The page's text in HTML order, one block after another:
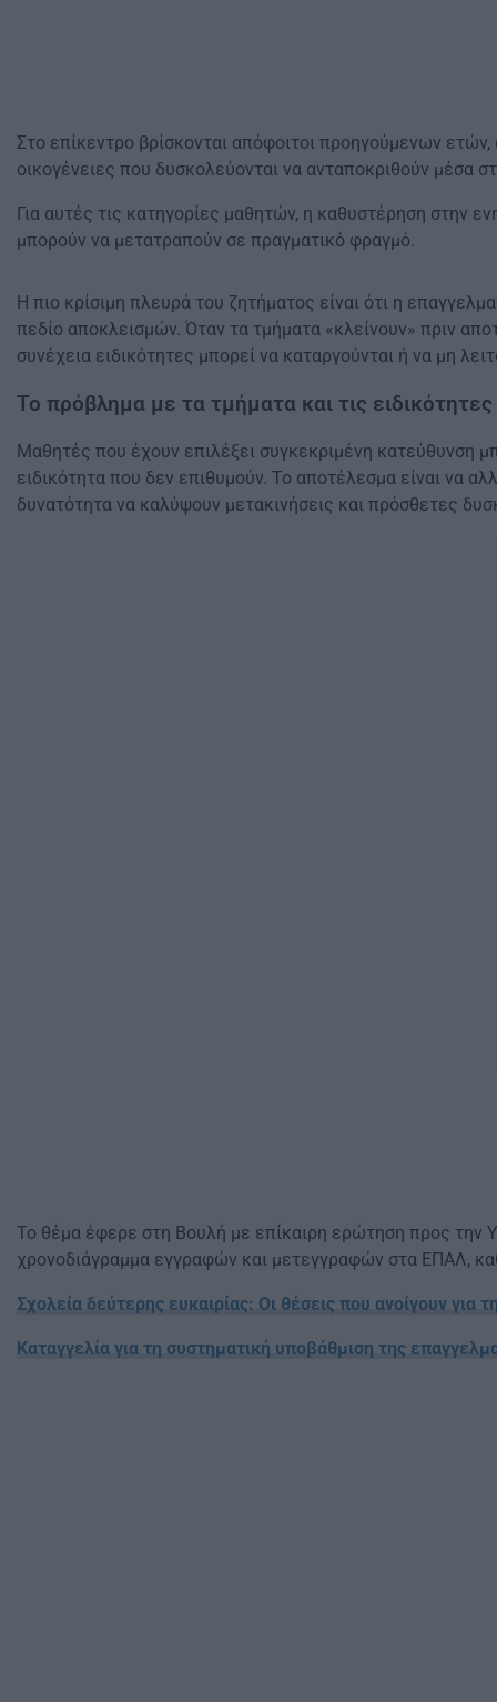
Στο επίκεντρο βρίσκονται απόφοιτοι προηγούμενων
οικογένειες που δυσκολεύονται να ανταποκριθούν μέσα
Για αυτές τις κατηγορίες μαθητών, η καθυστέρηση στην
μπορούν να μετατραπούν σε πραγματικό φραγμό.
Η πιο κρίσιμη πλευρά του ζητήματος είναι ότι η
πεδίο αποκλεισμών. Όταν τα τμήματα «κλείνουν» πριν
συνέχεια ειδικότητες μπορεί να καταργούνται ή να μη
Το πρόβλημα με τα τμήματα και τις ειδικότητες
Μαθητές που έχουν επιλέξει συγκεκριμένη κατεύθυνση
ειδικότητα που δεν επιθυμούν. Το αποτέλεσμα είναι να
δυνατότητα να καλύψουν μετακινήσεις και πρόσθετες
Το θέμα έφερε στη Βουλή με επίκαιρη ερώτηση προς την
χρονοδιάγραμμα εγγραφών και μετεγγραφών στα ΕΠΑΛ,
Σχολεία δεύτερης ευκαιρίας: Oι θέσεις που ανοίγουν για
Καταγγελία για τη συστηματική υποβάθμιση της